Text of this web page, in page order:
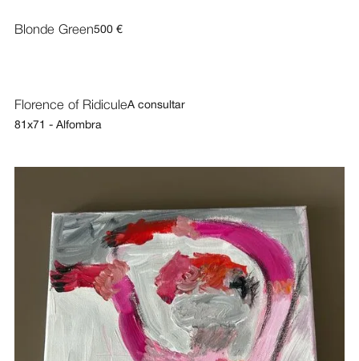
Blonde Green500 €
Florence of RidiculeA consultar
81x71 - Alfombra